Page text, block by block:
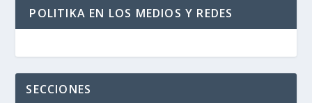
POLITIKA EN LOS MEDIOS Y REDES
SECCIONES